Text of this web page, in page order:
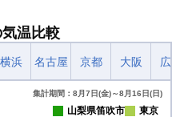
温比較
横浜 名古屋 京都 大阪 広
集計期間：8月7日(金)～8月16日(日)
山梨県笛吹市 東京